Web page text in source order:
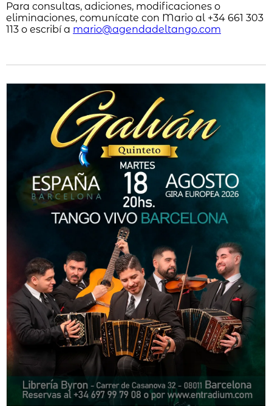
Para consultas, adiciones, modificaciones o
eliminaciones, comunícate con Mario al +34 661 303
113 o escribí a mario@agendadeltango.com